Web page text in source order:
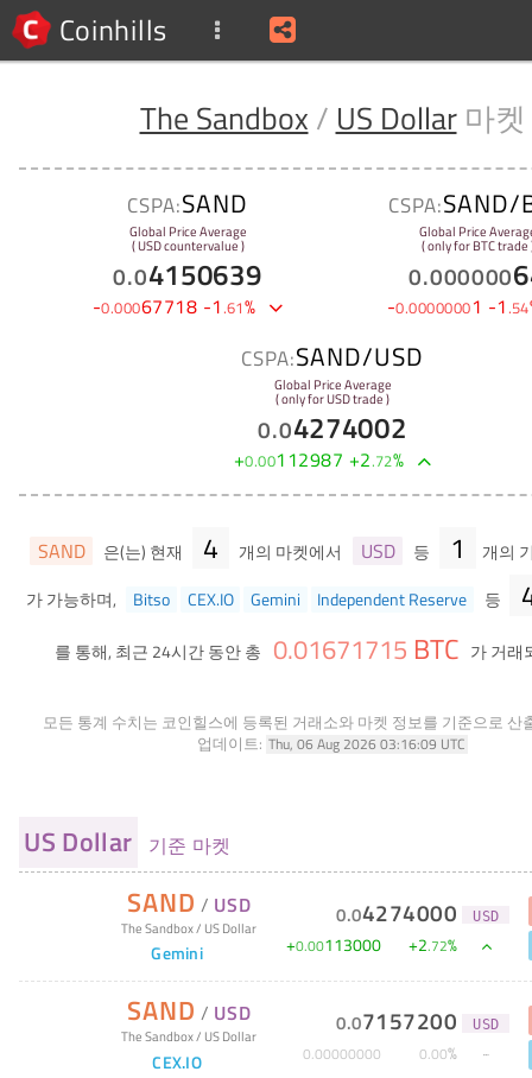
Coinhills
The Sandbox / US Dollar마켓
CSPA:SAND
Global Price Average
( USD countervalue )
0.04150639
-0.00067718 -1.61%
CSPA:SAND/
Global Price
( only for BTC trade
0.000000
-0.00000001 -1.54
CSPA:SAND/USD
Global Price Average
( only for USD trade )
0.04274002
+0.00112987 +2.72%
SAND 은(는) 현재 4 개의 마켓에서 USD 등 1
개의
가 가능하며,
Bitso CEX.IO Gemini Independent Reserve 등
를 통해, 최근 24시간 동안 총 0.01671715 BTC 가 거래
모든 통계 수치는 코인힐스에 등록된 거래소와 마켓 정보를 기준으로 산
업데이트: Thu, 06 Aug 2026 03:16:09 UTC
US Dollar 기준 마켓
SAND / USD
The Sandbox/ US Dollar
Gemini
0.04274000 USD
+0.00113000 +2.72%
SAND / USD
The Sandbox/ US Dollar
CEX.IO
0.07157200 USD
0.00000000 0.00%